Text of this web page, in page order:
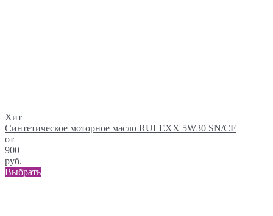
Хит
Синтетическое моторное масло RULEXX 5W30 SN/CF
от
900
руб.
Выбрать